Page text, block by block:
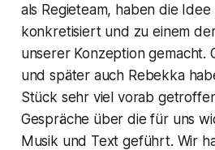
als Regieteam, haben die
konkretisiert und zu einem
unserer Konzeption gemacht.
und später auch Rebekka
Stück sehr viel vorab
Gespräche über die für uns
Musik und Text geführt. Wir